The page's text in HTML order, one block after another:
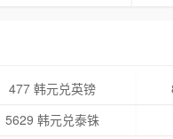
477 韩元兑英镑
5629 韩元兑泰铢